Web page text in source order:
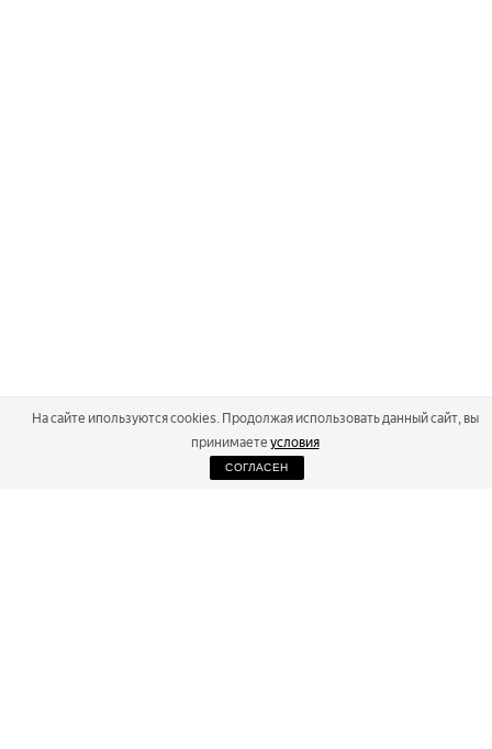
На сайте ипользуются cookies. Продолжая использовать данный сайт, вы
принимаете условия
СОГЛАСЕН